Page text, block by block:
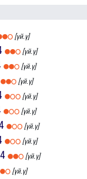
[үй.ү]
[үй.ү]
[үй.ү]
[үй.ү]
[үй.ү]
[үй.ү]
[үй.ү]
[үй.ү]
[үй.ү]
[үй.ү]